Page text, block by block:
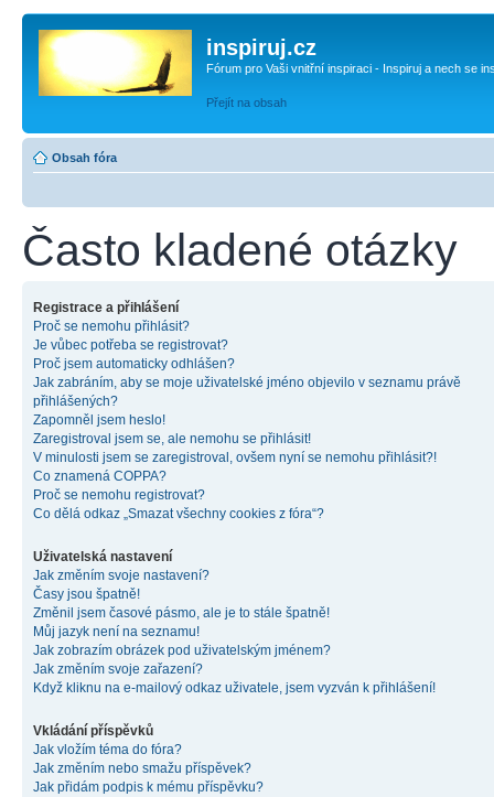
inspiruj.cz
Fórum pro Vaši vnitřní inspiraci - Inspiruj a nech se
Přejít na obsah
Obsah fóra
Často kladené otázky
Registrace a přihlášení
Proč se nemohu přihlásit?
Je vůbec potřeba se registrovat?
Proč jsem automaticky odhlášen?
Jak zabráním, aby se moje uživatelské jméno objevilo v seznamu právě
přihlášených?
Zapomněl jsem heslo!
Zaregistroval jsem se, ale nemohu se přihlásit!
V minulosti jsem se zaregistroval, ovšem nyní se nemohu přihlásit?!
Co znamená COPPA?
Proč se nemohu registrovat?
Co dělá odkaz „Smazat všechny cookies z fóra“?
Uživatelská nastavení
Jak změním svoje nastavení?
Časy jsou špatně!
Změnil jsem časové pásmo, ale je to stále špatně!
Můj jazyk není na seznamu!
Jak zobrazím obrázek pod uživatelským jménem?
Jak změním svoje zařazení?
Když kliknu na e-mailový odkaz uživatele, jsem vyzván k přihlášení!
Vkládání příspěvků
Jak vložím téma do fóra?
Jak změním nebo smažu příspěvek?
Jak přidám podpis k mému příspěvku?